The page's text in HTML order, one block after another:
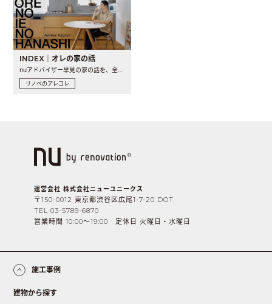
INDEX｜オレの家の話
nuアドバイザー早見の家の話を、全4話でお届け。リノベーションを..
リノベのアレコレ
運営会社 株式会社ニューユニークス
〒150-0012 東京都渋谷区広尾1-7-20 DOT
TEL 03-5789-6870
営業時間 10:00〜19:00 定休日 火曜日・水曜日
施工事例
建物から探す